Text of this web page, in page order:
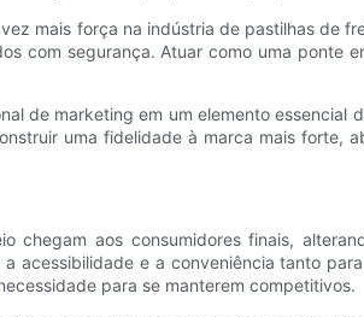
mais força na indústria de pastilhas de
com segurança. Atuar como uma ponte
de marketing em um elemento
uma fidelidade à marca mais forte,
aos consumidores finais,
acessibilidade e a conveniência tanto
para se manterem competitivos.